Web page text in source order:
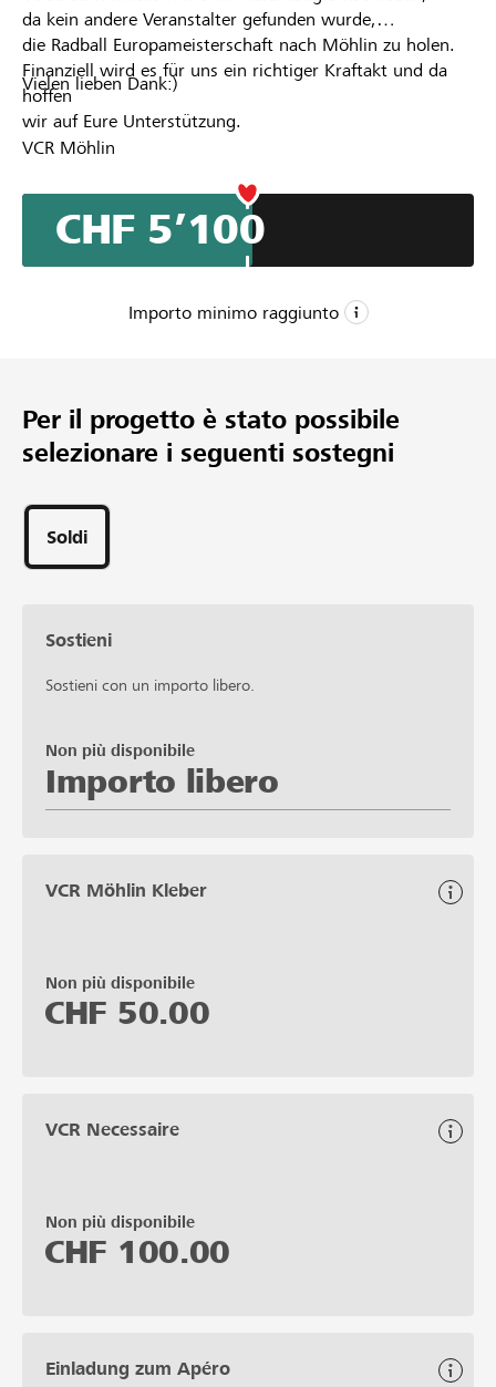
da kein andere Veranstalter gefunden wurde,
die Radball Europameisterschaft nach Möhlin zu holen.
Finanziell wird es für uns ein richtiger Kraftakt und da
hoffen
wir auf Eure Unterstützung.
Vielen lieben Dank:)
VCR Möhlin
CHF 5’100
Importo minimo raggiunto
CHF 10’000
Importo desiderato
Sostegni
Per il progetto è stato possibile
selezionare i seguenti sostegni
Soldi
Sostieni
Sostieni con un importo libero.
Importo libero
Non più disponibile
VCR Möhlin Kleber
Non più disponibile
CHF 50.00
VCR Necessaire
Non più disponibile
CHF 100.00
Einladung zum Apéro